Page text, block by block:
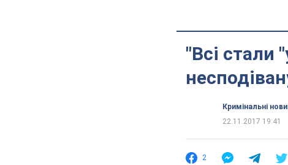
"Всі стали
Кримінальні
22.11.2017 19:41
2